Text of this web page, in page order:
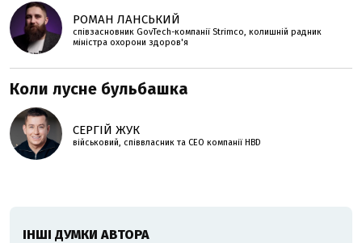
РОМАН ЛАНСЬКИЙ
співзасновник GovTech-компанії Strimco, колишній радник
міністра охорони здоров'я
Коли лусне бульбашка
СЕРГІЙ ЖУК
військовий, співвласник та СЕО компанії HBD
ІНШІ ДУМКИ АВТОРА